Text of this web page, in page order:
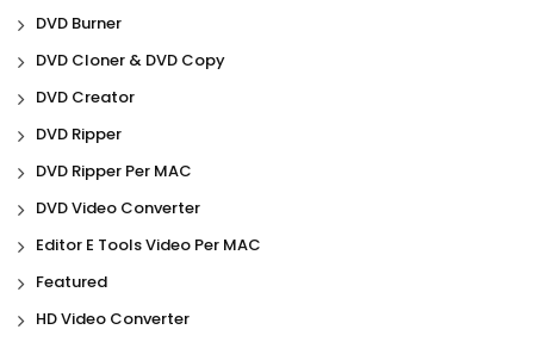
DVD Burner
DVD Cloner & DVD Copy
DVD Creator
DVD Ripper
DVD Ripper Per MAC
DVD Video Converter
Editor E Tools Video Per MAC
Featured
HD Video Converter